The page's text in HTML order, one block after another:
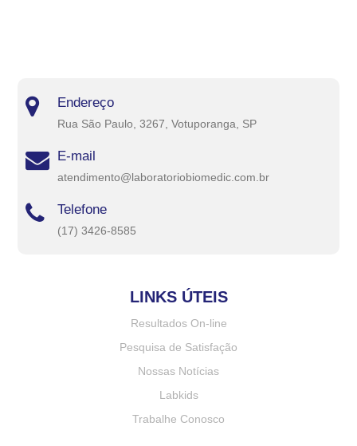
Endereço
Rua São Paulo, 3267, Votuporanga, SP
E-mail
atendimento@laboratoriobiomedic.com.br
Telefone
(17) 3426-8585
LINKS ÚTEIS
Resultados On-line
Pesquisa de Satisfação
Nossas Notícias
Labkids
Trabalhe Conosco